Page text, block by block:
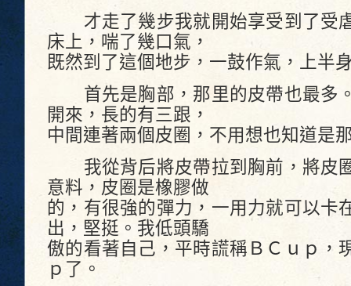
才走了幾步我就開始享受到了受
床上，喘了幾口氣，
既然到了這個地步，一鼓作氣，上半
首先是胸部，那里的皮帶也最多
開來，長的有三跟，
中間連著兩個皮圈，不用想也知道是
我從背后將皮帶拉到胸前，將皮
意料，皮圈是橡膠做
的，有很強的彈力，一用力就可以卡
出，堅挺。我低頭驕
傲的看著自己，平時謊稱ＢＣｕｐ，
ｐ了。